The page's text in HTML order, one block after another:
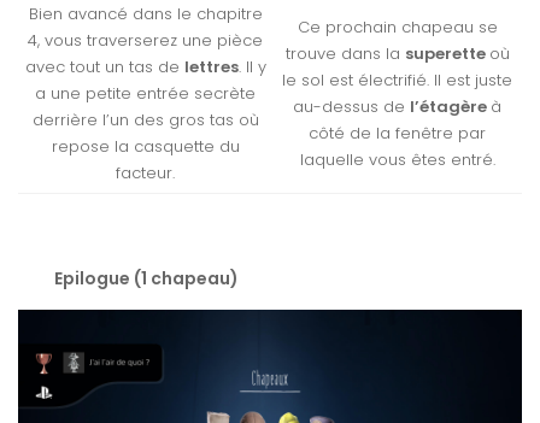
Bien avancé dans le chapitre
4, vous traverserez une pièce
avec tout un tas de lettres. Il y
a une petite entrée secrète
derrière l’un des gros tas où
repose la casquette du
facteur.
Ce prochain chapeau se
trouve dans la superette où
le sol est électrifié. Il est juste
au-dessus de l’étagère à
côté de la fenêtre par
laquelle vous êtes entré.
Epilogue (1 chapeau)